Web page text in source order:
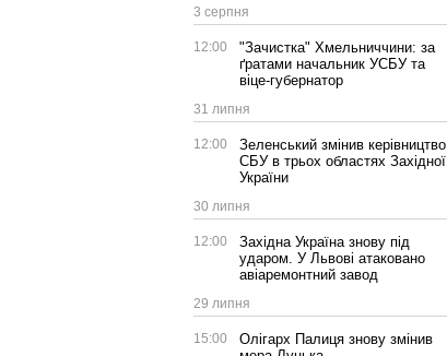
3 серпня
12:00
"Зачистка" Хмельниччини: за
ґратами начальник УСБУ та
віце-губернатор
31 липня
12:00
Зеленський змінив керівництво
СБУ в трьох областях Західної
України
30 липня
12:00
Західна Україна знову під
ударом. У Львові атаковано
авіаремонтний завод
29 липня
15:00
Олігарх Палиця знову змінив